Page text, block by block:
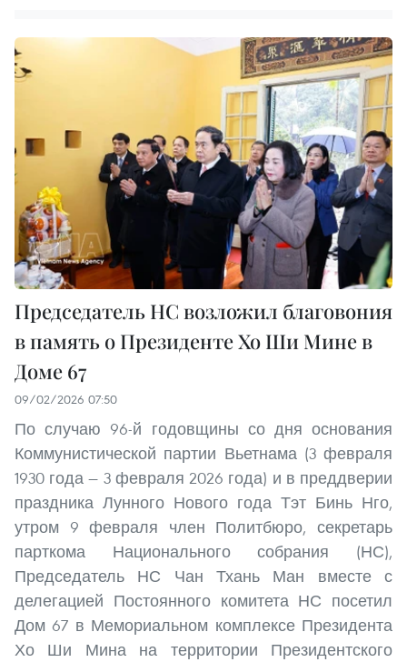
Председатель НС возложил благовония
в память о Президенте Хо Ши Мине в
Доме 67
09/02/2026 07:50
По случаю 96-й годовщины со дня основания
Коммунистической партии Вьетнама (3 февраля
1930 года — 3 февраля 2026 года) и в преддверии
праздника Лунного Нового года Тэт Бинь Нго,
утром 9 февраля член Политбюро, секретарь
парткома Национального собрания (НС),
Председатель НС Чан Тхань Ман вместе с
делегацией Постоянного комитета НС посетил
Дом 67 в Мемориальном комплексе Президента
Хо Ши Мина на территории Президентского